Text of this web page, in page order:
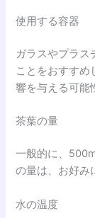
使用する容器
ガラスやプラス
ことをおすすめ
響を与える可能
茶葉の量
一般的に、
の量は、お好み
水の温度